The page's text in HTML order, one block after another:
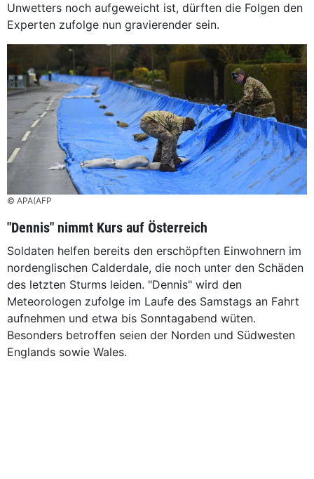
Unwetters noch aufgeweicht ist, dürften die Folgen den
Experten zufolge nun gravierender sein.
© APA(AFP
"Dennis" nimmt Kurs auf Österreich
Soldaten helfen bereits den erschöpften Einwohnern im
nordenglischen Calderdale, die noch unter den Schäden
des letzten Sturms leiden. "Dennis" wird den
Meteorologen zufolge im Laufe des Samstags an Fahrt
aufnehmen und etwa bis Sonntagabend wüten.
Besonders betroffen seien der Norden und Südwesten
Englands sowie Wales.